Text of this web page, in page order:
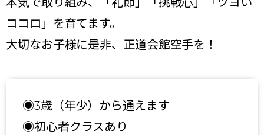
ココロ」を育てます。
大切なお子様に是非、正道会館空手を！
◉3歳（年少）から通えます
◉初心者クラスあり